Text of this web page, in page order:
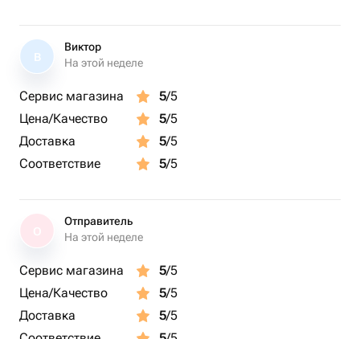
В
Виктор
На этой неделе
Сервис магазина 5/5
Цена/Качество
5/5
Доставка
5/5
Соответствие
5/5
Отправитель
На этой неделе
Сервис магазина 5/5
Цена/Качество
5/5
Доставка
5/5